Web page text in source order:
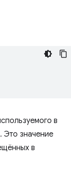
в
Это значение
в